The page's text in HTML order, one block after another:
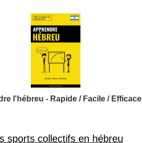
l'hébreu - Rapide / Facile / Efficace
sports collectifs en hébreu